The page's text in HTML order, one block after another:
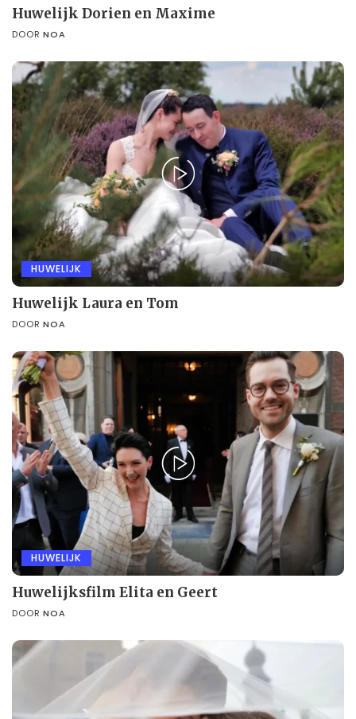
Huwelijk Dorien en Maxime
DOOR NOA
HUWELIJK
Huwelijk Laura en Tom
DOOR NOA
HUWELIJK
Huwelijksfilm Elita en Geert
DOOR NOA